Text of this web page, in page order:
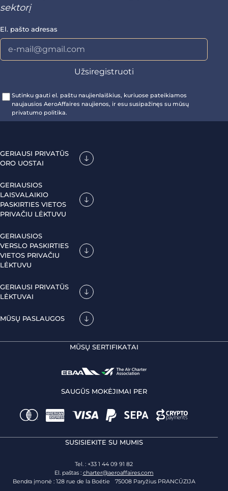
sektorį
El. pašto adresas
Sutinku gauti el. paštu naujienlaiškius, kuriuose pateikiamos
naujausios AeroAffaires naujienos, ir esu susipažinęs su mūsų
privatumo politika.
GERIAUSI PRIVATŪS
ORO UOSTAI
GERIAUSIOS
LAISVALAIKIO
PASKIRTIES VIETOS
PRIVAČIU LĖKTUVU
GERIAUSIOS
VERSLO PASKIRTIES
VIETOS PRIVAČIU
LĖKTUVU
GERIAUSI PRIVATŪS
LĖKTUVAI
MŪSŲ PASLAUGOS
MŪSŲ SERTIFIKATAI
SAUGŪS MOKĖJIMAI PER
SUSISIEKITE SU MUMIS
Tel. : +33 1 44 09 91 82
El. paštas : charter@aeroaffaires.com
Bendra įmonė : 128 rue de la Boétie 75008 Paryžius PRANCŪZIJA